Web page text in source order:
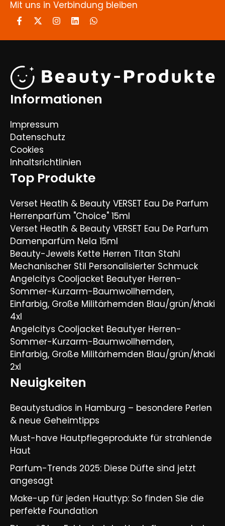
Mit uns in Verbindung bleiben
Informationen
Impressum
Datenschutz
Cookies
Inhaltsrichtlinien
Top Produkte
Verset Heatlh & Beauty VERSET Eau De Parfum
Herrenparfüm "Choice" 15ml
Verset Heatlh & Beauty VERSET Eau De Parfum
Damenparfüm Nela 15ml
Beauty-Jewels Kette Herren Titan Stahl
Mechanischer Stil Personalisierter Schmuck
Angelcitys Cooljacket Beautyer Herren-
Sommer-Kurzarm-Baumwollhemden,
Einfarbig, Große Militärhemden Blau/grün/khaki
4xl
Angelcitys Cooljacket Beautyer Herren-
Sommer-Kurzarm-Baumwollhemden,
Einfarbig, Große Militärhemden Blau/grün/khaki
2xl
Neuigkeiten
Beautystudios in Hamburg – besondere Perlen
& neue Geheimtipps
Must-have Hautpflegeprodukte für strahlende
Haut
Parfum-Trends 2025: Diese Düfte sind jetzt
angesagt
Make-up für jeden Hauttyp: So finden Sie die
perfekte Foundation